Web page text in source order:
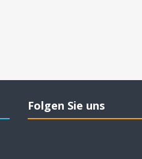
Folgen Sie uns